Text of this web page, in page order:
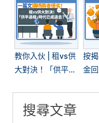
教你入伙 | 租vs供
大對決！「供平過
按
金
搜尋文章